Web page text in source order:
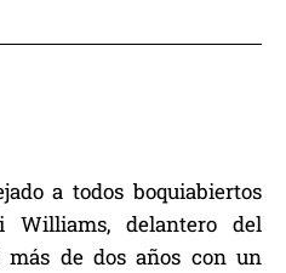
a todos boquiabiertos
delantero del
de dos años con un